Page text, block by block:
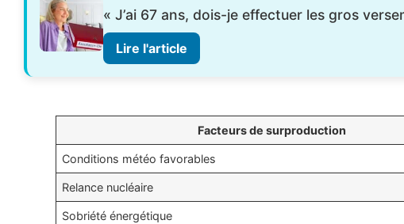
« J’ai 67 ans, dois-je effectuer les gros
Lire l'article
Facteurs de surproduction
Conditions météo favorables
Relance nucléaire
Sobriété énergétique